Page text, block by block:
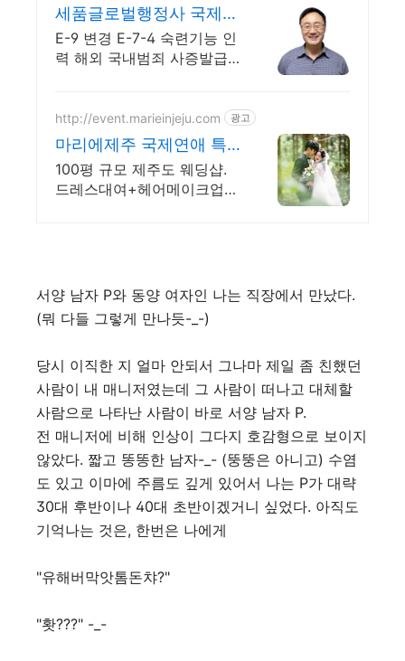
세품글로벌행정사 국제연
애 사증발급전문
E-9 변경 E-7-4 숙련기능 인
력 해외 국내범죄 사증발급
http://event.marieinjeju.com 광고
마리에제주 국제연애 특
별한 날을 더 아름답게
100평 규모 제주도 웨딩샵.
드레스대여+헤어메이크업
서양 남자 P와 동양 여자인 나는 직장에서 만났다.
(뭐 다들 그렇게 만나듯-_-)
당시 이직한 지 얼마 안되서 그나마 제일 좀 친했던
사람이 내 매니저였는데 그 사람이 떠나고 대체할
사람으로 나타난 사람이 바로 서양 남자 P.
전 매니저에 비해 인상이 그다지 호감형으로 보이지
않았다. 짧고 똥똥한 남자-_- (뚱뚱은 아니고) 수염
도 있고 이마에 주름도 깊게 있어서 나는 P가 대략
30대 후반이나 40대 초반이겠거니 싶었다. 아직도
기억나는 것은, 한번은 나에게
"유해버막앗톰돈챠?"
"홧???" -_-